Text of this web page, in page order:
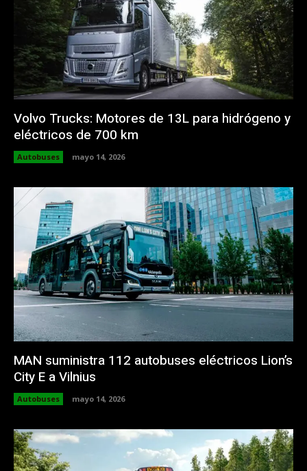
Volvo Trucks: Motores de 13L para hidrógeno y
eléctricos de 700 km
Autobuses mayo 14, 2026
MAN suministra 112 autobuses eléctricos Lion’s
City E a Vilnius
Autobuses mayo 14, 2026